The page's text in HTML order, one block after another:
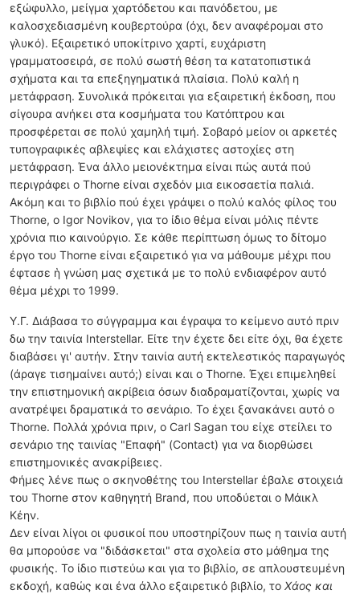
εξώφυλλο, μείγμα χαρτόδετου και πανόδετου, με
καλοσχεδιασμένη κουβερτούρα (όχι, δεν αναφέρομαι στο
γλυκό). Εξαιρετικό υποκίτρινο χαρτί, ευχάριστη
γραμματοσειρά, σε πολύ σωστή θέση τα κατατοπιστικά
σχήματα και τα επεξηγηματικά πλαίσια. Πολύ καλή η
μετάφραση. Συνολικά πρόκειται για εξαιρετική έκδοση, που
σίγουρα ανήκει στα κοσμήματα του Κατόπτρου και
προσφέρεται σε πολύ χαμηλή τιμή. Σοβαρό μείον οι αρκετές
τυπογραφικές αβλεψίες και ελάχιστες αστοχίες στη
μετάφραση. Ένα άλλο μειονέκτημα είναι πώς αυτά πού
περιγράφει ο Thorne είναι σχεδόν μια εικοσαετία παλιά.
Ακόμη και το βιβλίο πού έχει γράψει ο πολύ καλός φίλος του
Thorne, ο Igor Novikov, για το ίδιο θέμα είναι μόλις πέντε
χρόνια πιο καινούργιο. Σε κάθε περίπτωση όμως το δίτομο
έργο του Thorne είναι εξαιρετικό για να μάθουμε μέχρι που
έφτασε ἡ γνώση μας σχετικά με το πολύ ενδιαφέρον αυτό
θέμα μέχρι το 1999.
Υ.Γ. Διάβασα το σύγγραμμα και έγραψα το κείμενο αυτό πριν
δω την ταινία Interstellar. Είτε την έχετε δει είτε όχι, θα έχετε
διαβάσει γι' αυτήν. Στην ταινία αυτή εκτελεστικός παραγωγός
(άραγε τισημαίνει αυτό;) είναι και ο Thorne. Έχει επιμεληθεί
την επιστημονική ακρίβεια όσων διαδραματίζονται, χωρίς να
ανατρέψει δραματικά το σενάριο. Το έχει ξανακάνει αυτό ο
Thorne. Πολλά χρόνια πριν, ο Carl Sagan του είχε στείλει το
σενάριο της ταινίας "Επαφή" (Contact) για να διορθώσει
επιστημονικές ανακρίβειες.
Φήμες λένε πως ο σκηνοθέτης του Interstellar έβαλε στοιχειά
του Thorne στον καθηγητή Brand, που υποδύεται ο Μάικλ
Κέην.
Δεν είναι λίγοι οι φυσικοί που υποστηρίζουν πως η ταινία αυτή
θα μπορούσε να "διδάσκεται" στα σχολεία στο μάθημα της
φυσικής. Το ίδιο πιστεύω και για το βιβλίο, σε απλουστευμένη
εκδοχή, καθώς και ένα άλλο εξαιρετικό βιβλίο, το Χάος και